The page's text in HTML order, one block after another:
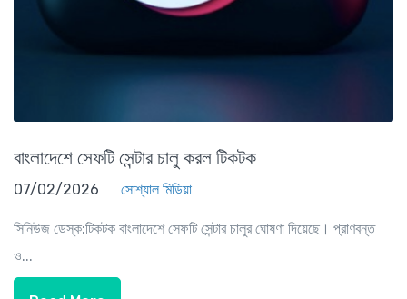
বাংলাদেশে সেফটি সেন্টার চালু করল টিকটক
07/02/2026 সোশ্যাল মিডিয়া
সিনিউজ ডেস্ক:টিকটক বাংলাদেশে সেফটি সেন্টার চালুর ঘোষণা দিয়েছে। প্রাণবন্ত
ও...